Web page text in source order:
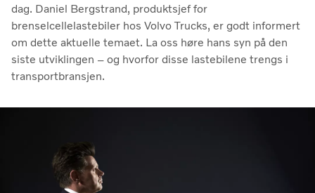
dag. Daniel Bergstrand, produktsjef for
brenselcellelastebiler hos Volvo Trucks, er godt informert
om dette aktuelle temaet. La oss høre hans syn på den
siste utviklingen – og hvorfor disse lastebilene trengs i
transportbransjen.